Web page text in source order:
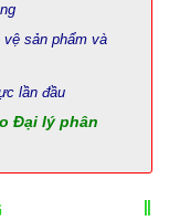
sản phẩm và
lần đầu
Đại lý phân